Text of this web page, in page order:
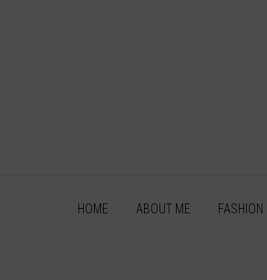
HOME ABOUT ME FASHION